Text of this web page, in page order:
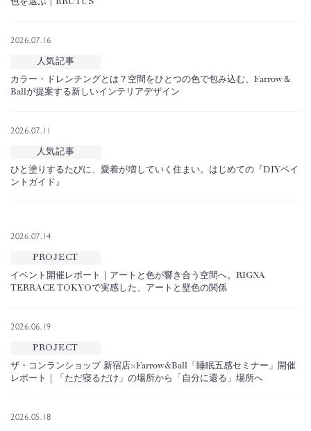
2026.07.16
人気記事
カラー・ドレンチングとは？空間をひとつの色で包み込む、Farrow＆
Ballが提案する新しいインテリアデザイン
2026.07.11
人気記事
ひと塗りするたびに、愛着が増していく住まい。はじめての『DIYペイ
ントガイド』
2026.07.14
PROJECT
イベント開催レポート｜アートと色が響き合う空間へ。RIGNA
TERRACE TOKYOで実感した、アートと壁色の関係
2026.06.19
PROJECT
ザ・コンランショップ 新宿店×Farrow&Ball「睡眠五感セミナー」開催
レポート｜「ただ寝るだけ」の場所から「自分に還る」場所へ
2026.05.18